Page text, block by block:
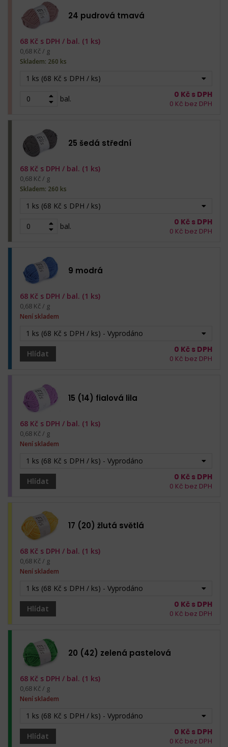
24 pudrová tmavá
1 ks (68 Kč s DPH / ks)
bal.
68 Kč s DPH / bal. (1 ks)
0,68 Kč / g
Skladem: 260 ks
0 Kč s DPH
0 Kč bez DPH
25 šedá střední
1 ks (68 Kč s DPH / ks)
bal.
68 Kč s DPH / bal. (1 ks)
0,68 Kč / g
Skladem: 260 ks
0 Kč s DPH
0 Kč bez DPH
9 modrá
1 ks (68 Kč s DPH / ks) - Vyprodáno
Hlídat
68 Kč s DPH / bal. (1 ks)
0,68 Kč / g
Není skladem
0 Kč s DPH
0 Kč bez DPH
15 (14) fialová lila
1 ks (68 Kč s DPH / ks) - Vyprodáno
Hlídat
68 Kč s DPH / bal. (1 ks)
0,68 Kč / g
Není skladem
0 Kč s DPH
0 Kč bez DPH
17 (20) žlutá světlá
1 ks (68 Kč s DPH / ks) - Vyprodáno
Hlídat
68 Kč s DPH / bal. (1 ks)
0,68 Kč / g
Není skladem
0 Kč s DPH
0 Kč bez DPH
20 (42) zelená pastelová
1 ks (68 Kč s DPH / ks) - Vyprodáno
Hlídat
68 Kč s DPH / bal. (1 ks)
0,68 Kč / g
Není skladem
0 Kč s DPH
0 Kč bez DPH